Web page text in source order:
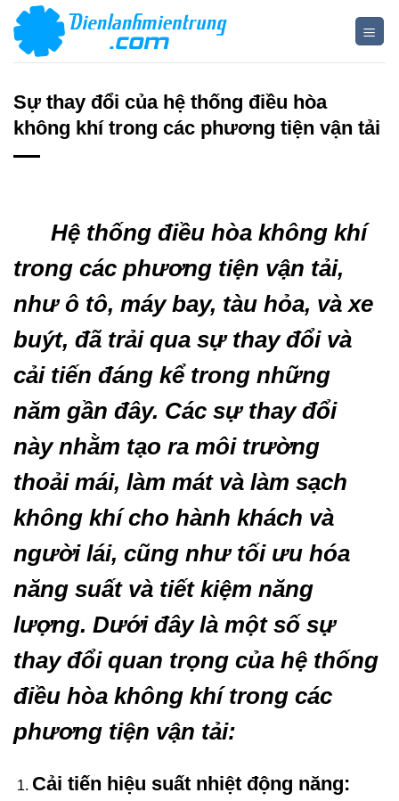
qua
Sự thay đổi của hệ thống điều hòa
không khí trong các phương tiện vận tải
Hệ thống điều hòa không khí
trong các phương tiện vận tải,
như ô tô, máy bay, tàu hỏa, và xe
buýt, đã trải qua sự thay đổi và
cải tiến đáng kể trong những
năm gần đây. Các sự thay đổi
này nhằm tạo ra môi trường
thoải mái, làm mát và làm sạch
không khí cho hành khách và
người lái, cũng như tối ưu hóa
năng suất và tiết kiệm năng
lượng. Dưới đây là một số sự
thay đổi quan trọng của hệ thống
điều hòa không khí trong các
phương tiện vận tải:
Cải tiến hiệu suất nhiệt động năng: